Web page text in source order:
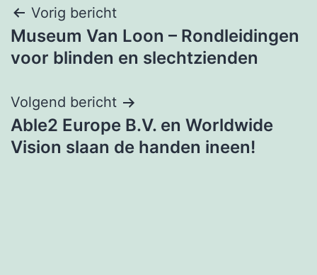
Bericht
navigatie
Vorig bericht
Museum Van Loon – Rondleidingen
voor blinden en slechtzienden
Volgend bericht
Able2 Europe B.V. en Worldwide
Vision slaan de handen ineen!